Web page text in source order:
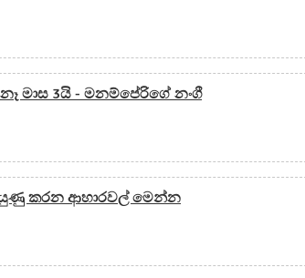
මාස 3යි - මනම්පේරිගේ නංගී
කරන ආහාරවල් මෙන්න